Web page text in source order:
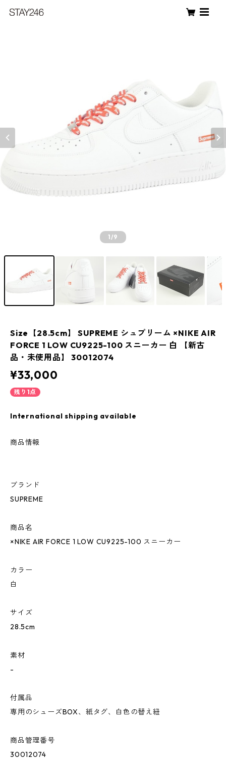
1/9
Size【28.5cm】 SUPREME シュプリーム ×NIKE AIR
FORCE 1 LOW CU9225-100 スニーカー 白 【新古
品・未使用品】 30012074
¥33,000
残り1点
International shipping available
商品情報
ブランド
SUPREME
商品名
×NIKE AIR FORCE 1 LOW CU9225-100 スニーカー
カラー
白
サイズ
28.5cm
素材
-
付属品
専用のシューズBOX、紙タグ、白色の替え紐
商品管理番号
30012074